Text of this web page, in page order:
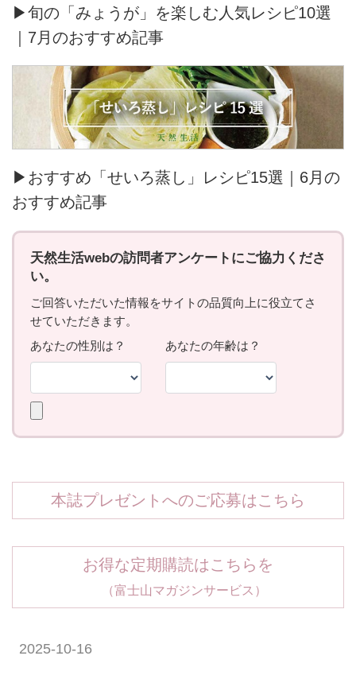
▶旬の「みょうが」を楽しむ人気レシピ10選
｜7月のおすすめ記事
▶おすすめ「せいろ蒸し」レシピ15選｜6月の
おすすめ記事
本誌プレゼントへのご応募はこちら
お得な定期購読はこちらを
（富士山マガジンサービス）
2025-10-16